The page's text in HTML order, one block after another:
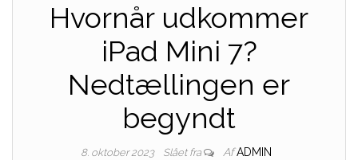
Hvornår udkommer
iPad Mini 7?
Nedtællingen er
begyndt
8. oktober 2023 Slået fra Af ADMIN